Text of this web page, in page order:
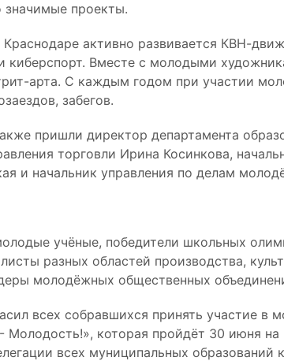
значимые проекты.
активно развивается КВН-
киберспорт. Вместе с молодыми
арта. С каждым годом при участии
забегов.
пришли директор департамента
торговли Ирина Косинкова,
и начальник управления по делам
учёные, победители школьных
разных областей производства,
молодёжных общественных
всех собравшихся принять участие в
Молодость!», которая пройдёт 30 июня
всех муниципальных образований